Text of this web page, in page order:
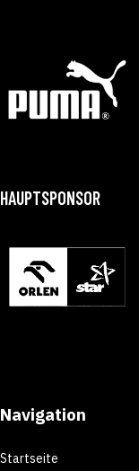
HAUPTSPONSOR
Navigation
Startseite